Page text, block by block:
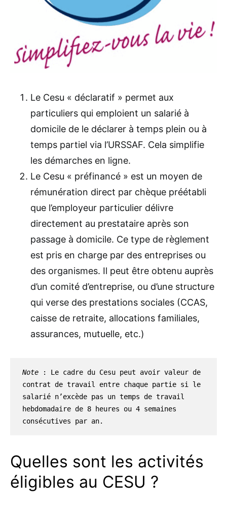
Le Cesu « déclaratif » permet aux
particuliers qui emploient un salarié à
domicile de le déclarer à temps plein ou à
temps partiel via l’URSSAF. Cela simplifie
les démarches en ligne.
Le Cesu « préfinancé » est un moyen de
rémunération direct par chèque préétabli
que l’employeur particulier délivre
directement au prestataire après son
passage à domicile. Ce type de règlement
est pris en charge par des entreprises ou
des organismes. Il peut être obtenu auprès
d’un comité d’entreprise, ou d’une structure
qui verse des prestations sociales (CCAS,
caisse de retraite, allocations familiales,
assurances, mutuelle, etc.)
Note : Le cadre du Cesu peut avoir valeur de
contrat de travail entre chaque partie si le
salarié n’excède pas un temps de travail
hebdomadaire de 8 heures ou 4 semaines
consécutives par an.
Quelles sont les activités
éligibles au CESU ?